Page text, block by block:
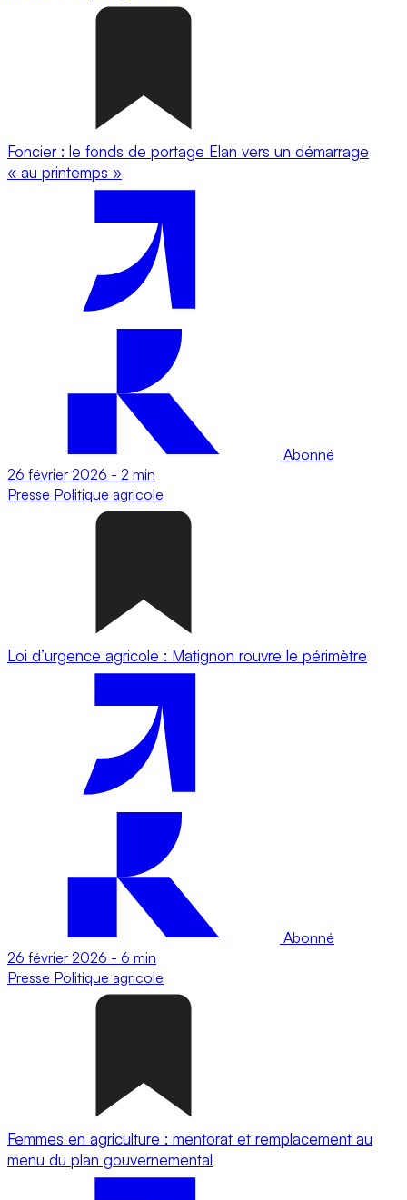
Foncier : le fonds de portage Elan vers un démarrage
« au printemps »
Abonné
26 février 2026 - 2 min
Presse Politique agricole
Loi d’urgence agricole : Matignon rouvre le périmètre
Abonné
26 février 2026 - 6 min
Presse Politique agricole
Femmes en agriculture : mentorat et remplacement au
menu du plan gouvernemental